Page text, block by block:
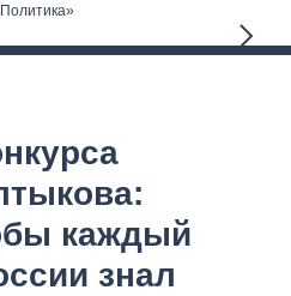
каждый
знал